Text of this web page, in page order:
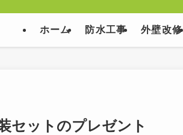
ホーム 防水工事 外壁改修
セットのプレゼント